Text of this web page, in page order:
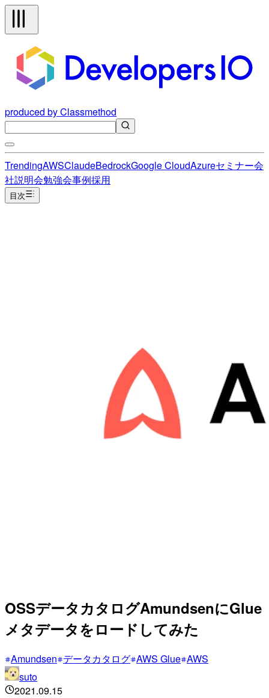
produced by Classmethod
TrendingAWSClaudeBedrockGoogle CloudAzureセミナー会
社説明会勉強会事例採用
目次
OSSデータカタログAmundsenにGlue
メタデータをロードしてみた
Amundsen データカタログ AWS Glue AWS
suto
2021.09.15